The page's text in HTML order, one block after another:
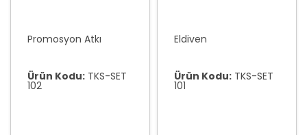
Promosyon Atkı
Ürün Kodu: TKS-SET
102
Eldiven
Ürün Kodu: TKS-SET
101